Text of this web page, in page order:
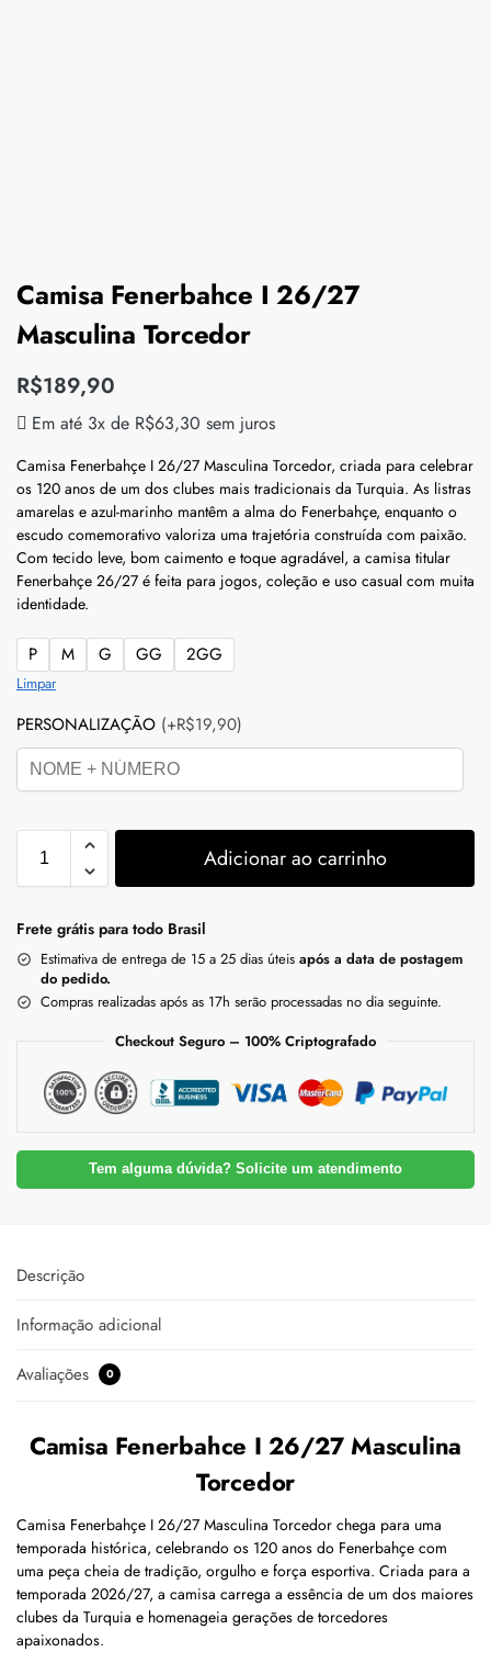
Camisa Fenerbahce I 26/27
Masculina Torcedor
R$189,90
Em até 3x de R$63,30 sem juros
Camisa Fenerbahçe I 26/27 Masculina Torcedor, criada para celebrar
os 120 anos de um dos clubes mais tradicionais da Turquia. As listras
amarelas e azul-marinho mantêm a alma do Fenerbahçe, enquanto o
escudo comemorativo valoriza uma trajetória construída com paixão.
Com tecido leve, bom caimento e toque agradável, a camisa titular
Fenerbahçe 26/27 é feita para jogos, coleção e uso casual com muita
identidade.
P M G GG 2GG
Limpar
PERSONALIZAÇÃO (+R$19,90)
Adicionar ao carrinho
Frete grátis para todo Brasil
Estimativa de entrega de 15 a 25 dias úteis após a data de postagem
do pedido.
Compras realizadas após as 17h serão processadas no dia seguinte.
Checkout Seguro – 100% Criptografado
Tem alguma dúvida? Solicite um atendimento
Descrição
Informação adicional
Avaliações 0
Camisa Fenerbahce I 26/27 Masculina
Torcedor
Camisa Fenerbahçe I 26/27 Masculina Torcedor chega para uma
temporada histórica, celebrando os 120 anos do Fenerbahçe com
uma peça cheia de tradição, orgulho e força esportiva. Criada para a
temporada 2026/27, a camisa carrega a essência de um dos maiores
clubes da Turquia e homenageia gerações de torcedores
apaixonados.